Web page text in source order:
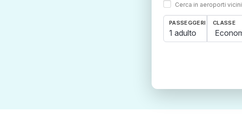
Cerca in aeroporti vicini
PASSEGGERI
1 adulto
CLASSE